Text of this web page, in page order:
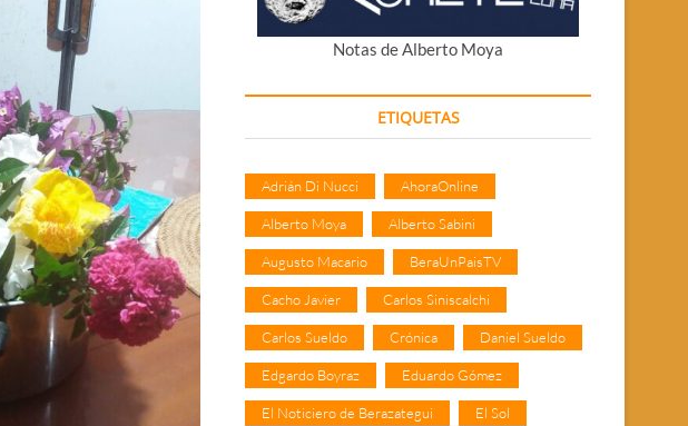
Notas de Alberto Moya
ETIQUETAS
Adrián Di Nucci AhoraOnline
Alberto Moya Alberto Sabini
Augusto Macario BeraUnPaisTV
Cacho Javier Carlos Siniscalchi
Carlos Sueldo Crónica Daniel Sueldo
Edgardo Boyraz Eduardo Gómez
El Noticiero de Berazategui El Sol